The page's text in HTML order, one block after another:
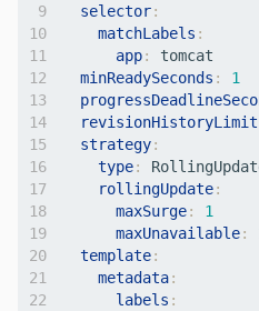
9
10
14
16
17
18
19
20
selector:
matchLabels :
app:
tomcat
minReadySeconds :
1
revisionHistoryLimit
strategy:
type:
rollingUpdate:
maxSurge:
1
maxUnavailable:
template:
metadata:
labels :